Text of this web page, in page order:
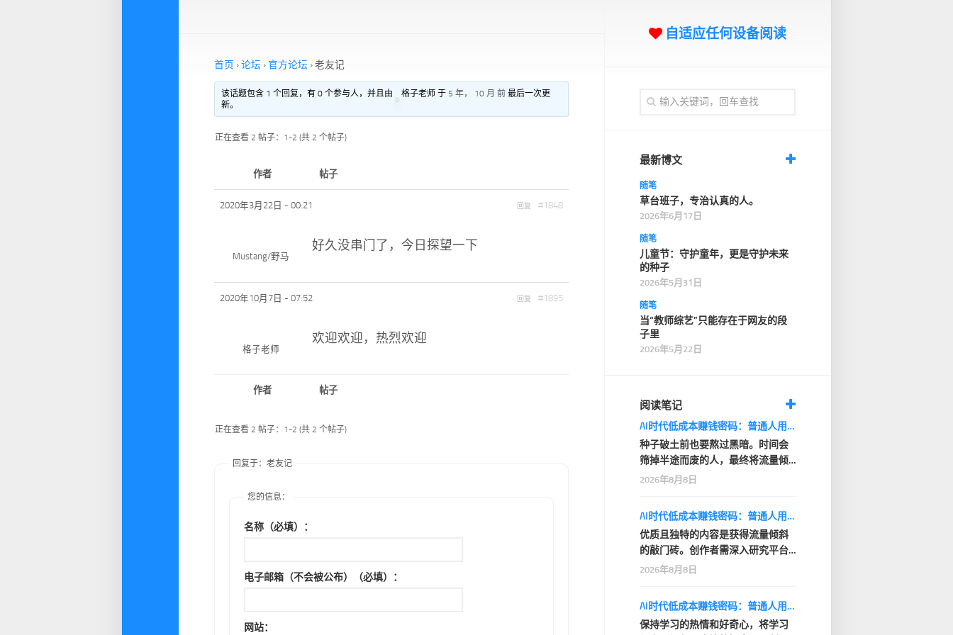
首页 ›论坛 › 官方论坛 ›老友记
该话题包含 1 个回复，有 0 个参与人，并且由 格子老师 于 5 年， 10 月 前 最后一次更
新。
正在查看 2 帖子：1-2 (共 2 个帖子)
作者 帖子
2020年3月22日 - 00:21 #1848
回复
Mustang/野马
好久没串门了，今日探望一下
2020年10月7日 - 07:52 #1895
回复
格子老师
欢迎欢迎，热烈欢迎
作者 帖子
正在查看 2 帖子：1-2 (共 2 个帖子)
回复于：老友记
您的信息：
名称（必填）：
电子邮箱（不会被公布）（必填）：
网站：
自适应任何设备阅读
最新博文
随笔
草台班子，专治认真的人。
2026年6月17日
随笔
儿童节：守护童年，更是守护未来
的种子
2026年5月31日
随笔
当“教师综艺”只能存在于网友的段
子里
2026年5月22日
阅读笔记
AI时代低成本赚钱密码：普通人用AI小项目建立现金流
种子破土前也要熬过黑暗。时间会
筛掉半途而废的人，最终将流量倾
斜给长期坚持的创作…
2026年8月8日
AI时代低成本赚钱密码：普通人用AI小项目建立现金流
优质且独特的内容是获得流量倾斜
的敲门砖。创作者需深入研究平台
的内容偏好，在保证…
2026年8月8日
AI时代低成本赚钱密码：普通人用AI小项目建立现金流
保持学习的热情和好奇心，将学习